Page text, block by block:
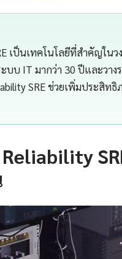
เป็นเทคโนโลยีที่สำคัญใน
บ IT มากว่า 30 ปีและวาง
SRE ช่วยเพิ่มประสิ